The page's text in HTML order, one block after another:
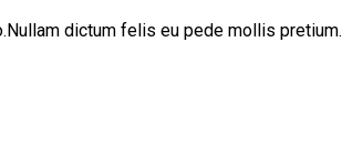
dictum felis eu pede mollis pretium.